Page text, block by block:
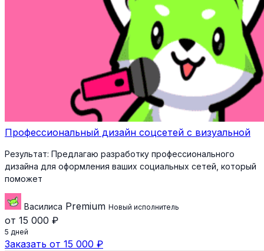
Профессиональный дизайн соцсетей с визуальной
Результат: Предлагаю разработку профессионального
дизайна для оформления ваших социальных сетей, который
поможет
Василиса Premium Новый исполнитель
от 15 000 ₽
5 дней
Заказать от 15 000 ₽